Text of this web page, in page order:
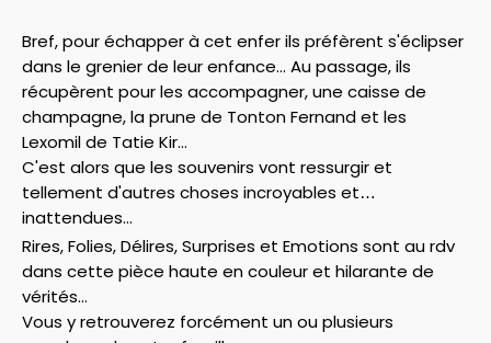
Bref, pour échapper à cet enfer ils préfèrent s'éclipser
dans le grenier de leur enfance... Au passage, ils
récupèrent pour les accompagner, une caisse de
champagne, la prune de Tonton Fernand et les
Lexomil de Tatie Kir...
C'est alors que les souvenirs vont ressurgir et
tellement d'autres choses incroyables et
inattendues...
Rires, Folies, Délires, Surprises et Emotions sont au rdv
dans cette pièce haute en couleur et hilarante de
vérités...
Vous y retrouverez forcément un ou plusieurs